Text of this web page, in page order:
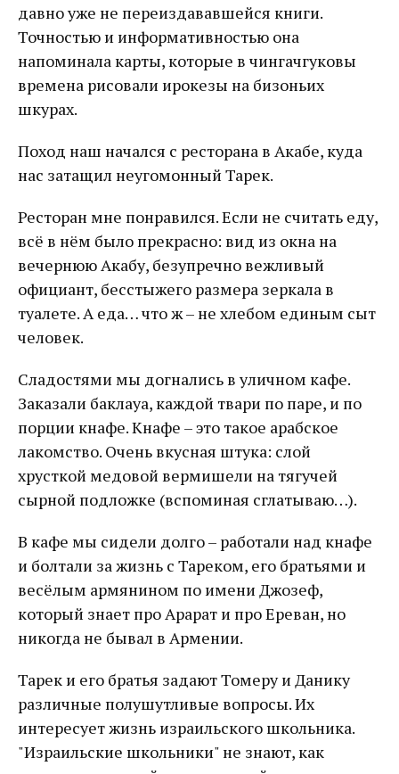
давно уже не переиздававшейся книги.
Точностью и информативностью она
напоминала карты, которые в чингачгуковы
времена рисовали ирокезы на бизоньих
шкурах.
Поход наш начался с ресторана в Акабе, куда
нас затащил неугомонный Тарек.
Ресторан мне понравился. Если не считать еду,
всё в нём было прекрасно: вид из окна на
вечернюю Акабу, безупречно вежливый
официант, бесстыжего размера зеркала в
туалете. А еда… что ж – не хлебом единым сыт
человек.
Сладостями мы догнались в уличном кафе.
Заказали баклауа, каждой твари по паре, и по
порции кнафе. Кнафе – это такое арабское
лакомство. Очень вкусная штука: слой
хрусткой медовой вермишели на тягучей
сырной подложке (вспоминая сглатываю…).
В кафе мы сидели долго – работали над кнафе
и болтали за жизнь с Тареком, его братьями и
весёлым армянином по имени Джозеф,
который знает про Арарат и про Ереван, но
никогда не бывал в Армении.
Тарек и его братья задают Томеру и Данику
различные полушутливые вопросы. Их
интересует жизнь израильского школьника.
"Израильские школьники" не знают, как